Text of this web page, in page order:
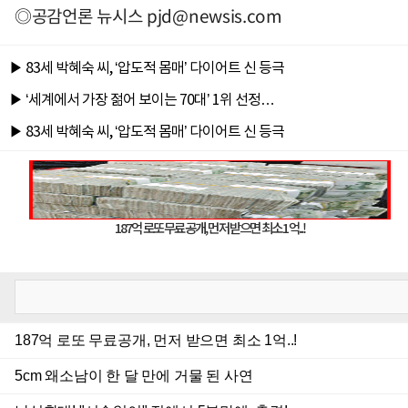
◎공감언론 뉴시스pjd@newsis.com